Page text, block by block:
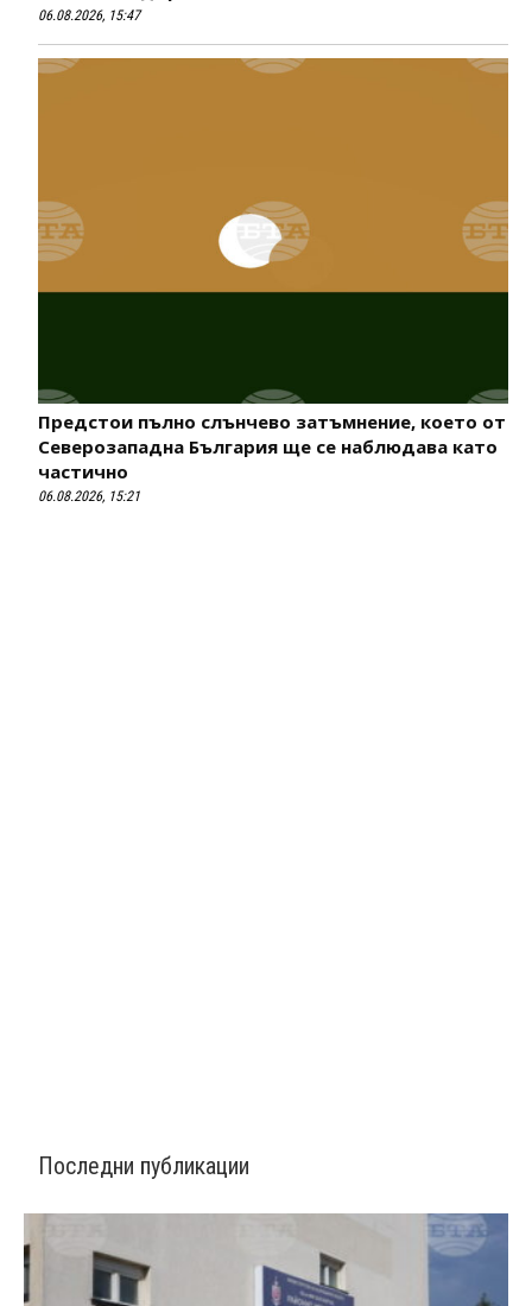
06.08.2026, 15:47
Предстои пълно слънчево затъмнение, което от
Северозападна България ще се наблюдава като
частично
06.08.2026, 15:21
Последни публикации